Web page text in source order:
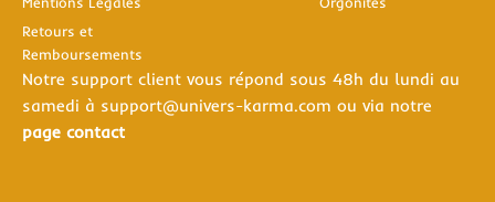
Retours et
Remboursements
Notre support client vous répond sous 48h du lundi au
samedi à support@univers-karma.com ou via notre
page contact